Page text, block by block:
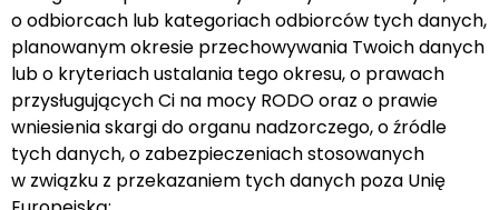
o odbiorcach lub kategoriach odbiorców tych danych,
planowanym okresie przechowywania Twoich danych
lub o kryteriach ustalania tego okresu, o prawach
przysługujących Ci na mocy RODO oraz o prawie
wniesienia skargi do organu nadzorczego, o źródle
tych danych, o zabezpieczeniach stosowanych
w związku z przekazaniem tych danych poza Unię